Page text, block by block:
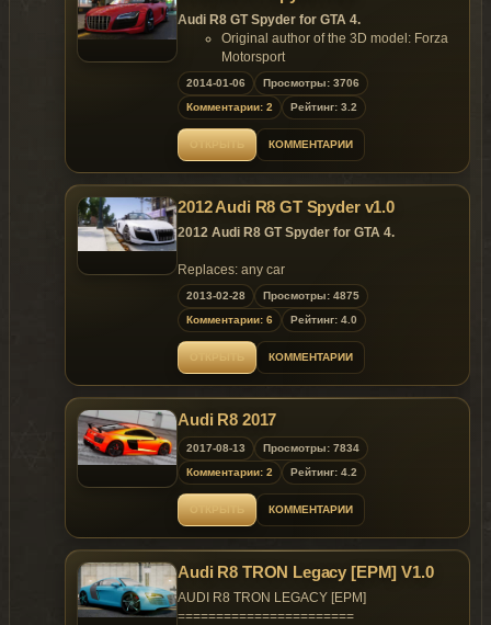
Size of the Model: 4.55 MB;
Size of the Textures: 1.13 MB.
Replaces: any car
Audi R8 GT Spyder for GTA 4.
Original author of the 3D model: Forza
Motorsport
Converted to GTA4 by: Lord Neophyte
Features:
extra parts;
extra_1 - roof;
extra_2 - licensplate;
but all other basic gta functions.
Replaces: any car
2014-01-06
Просмотры: 3706
Комментарии: 2
Рейтинг: 3.2
КОММЕНТАРИИ
2012 Audi R8 GT Spyder v1.0
2012 Audi R8 GT Spyder for GTA 4.
Replaces: any car
2013-02-28
Просмотры: 4875
Комментарии: 6
Рейтинг: 4.0
КОММЕНТАРИИ
Audi R8 2017
2017-08-13
Просмотры: 7834
Комментарии: 2
Рейтинг: 4.2
КОММЕНТАРИИ
Audi R8 TRON Legacy [EPM] V1.0
AUDI R8 TRON LEGACY [EPM]
=======================